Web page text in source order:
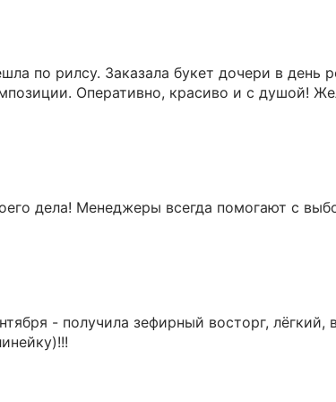
по рилсу. Заказала букет дочери в день
Оперативно, красиво и с душой!
дела! Менеджеры всегда помогают с
- получила зефирный восторг,